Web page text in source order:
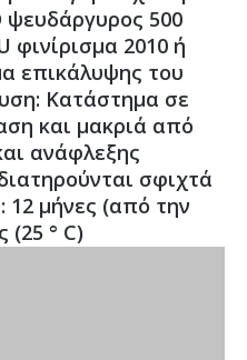
500
φινίρισμα 2010 ή
επικάλυψης του
Κατάστημα σε
και μακριά από
ανάφλεξης
σφιχτά
12 μήνες (από την
(25 ° C)